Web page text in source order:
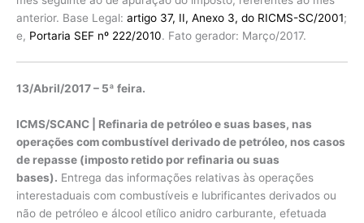
anterior. Base Legal: artigo 37, II, Anexo 3, do RICMS-SC/2001;
e, Portaria SEF nº 222/2010. Fato gerador: Março/2017.
13/Abril/2017 – 5ª feira.
ICMS/SCANC | Refinaria de petróleo e suas bases, nas
operações com combustível derivado de petróleo, nos casos
de repasse (imposto retido por refinaria ou suas
bases). Entrega das informações relativas às operações
interestaduais com combustíveis e lubrificantes derivados ou
não de petróleo e álcool etílico anidro carburante, efetuada